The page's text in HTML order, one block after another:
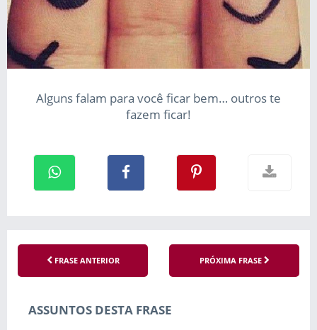
Alguns falam para você ficar bem… outros te
fazem ficar!
FRASE ANTERIOR PRÓXIMA FRASE
ASSUNTOS DESTA FRASE